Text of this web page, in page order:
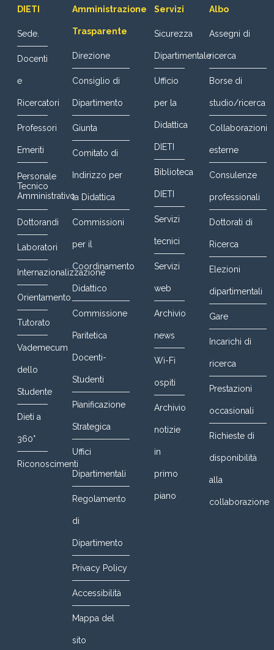
DIETI
Sede.
Docenti
e
Ricercatori
Professori
Emeriti
Personale
Tecnico
Amministrativo
Dottorandi
Laboratori
Internazionalizzazione
Orientamento
Tutorato
Vademecum
dello
Studente
Dieti a
360°
Riconoscimenti
Amministrazione
Trasparente
Direzione
Consiglio di
Dipartimento
Giunta
Comitato di
Indirizzo per
la Didattica
Commissioni
per il
Coordinamento
Didattico
Commissione
Paritetica
Docenti-
Studenti
Pianificazione
Strategica
Uffici
Dipartimentali
Regolamento
di
Dipartimento
Privacy Policy
Accessibilità
Mappa del
sito
Servizi
Sicurezza
Dipartimentale
Ufficio
per la
Didattica
DIETI
Biblioteca
DIETI
Servizi
tecnici
Servizi
web
Archivio
news
Wi-Fi
ospiti
Archivio
notizie
in
primo
piano
Albo
Assegni di
ricerca
Borse di
studio/ricerca
Collaborazioni
esterne
Consulenze
professionali
Dottorati di
Ricerca
Elezioni
dipartimentali
Gare
Incarichi di
ricerca
Prestazioni
occasionali
Richieste di
disponibilità
alla
collaborazione